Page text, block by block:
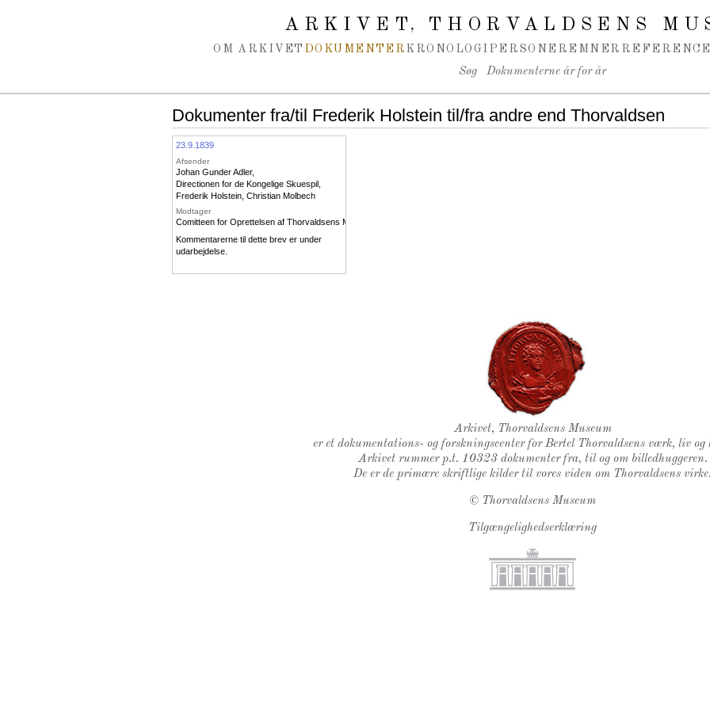
ARKIVET, THORVALDSENS
OM ARKIVET DOKUMENTER KRONOLOGI PERSONER EMNER
Søg Dokumenterne år for år
Dokumenter fra/til Frederik Holstein til/fra andre end Thorvaldsen
23.9.1839
Afsender
Johan Gunder Adler,
Directionen for de Kongelige Skuespil
Frederik Holstein Christian Molbech
Modtager
Comitteen for Oprettelsen af Thorvaldsens Museum
Kommentarerne til dette brev er under
udarbejdelse.
Thorvaldsens Segl
Arkivet, Thorvaldsens Museum
er et dokumentations- og forskningscenter for Bertel Thorvaldsens værk, liv og
Arkivet rummer p.t. 10323 dokumenter fra, til og om billedhuggeren.
De er de primære skriftlige kilder til vores viden om Thorvaldsens virke.
© Thorvaldsens Museum
Tilgængelighedserklæring